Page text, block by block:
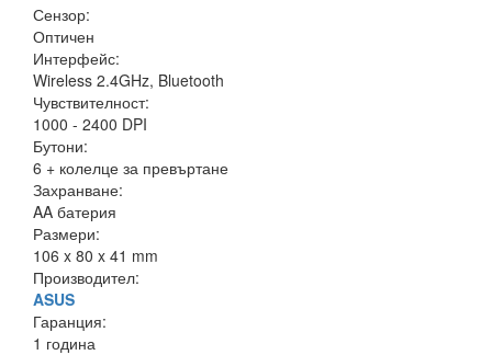
Сензор:
Оптичен
Интерфейс:
Wireless 2.4GHz, Bluetooth
Чувствителност:
1000 - 2400 DPI
Бутони:
6 + колелце за превъртане
Захранване:
AA батерия
Размери:
106 x 80 x 41 mm
Производител:
ASUS
Гаранция:
1 година